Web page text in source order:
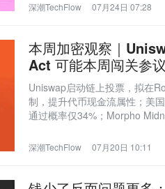
深潮TechFlow 07月24日 07:28
本周加密观察｜
Act 可能本周闯关参
Uniswap启动链上投票，拟在
制，提升代币现金流属性；美
通过概率仅34%；Morpho
深潮TechFlow 07月20日 10:11